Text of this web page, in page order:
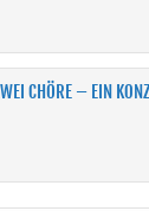
CHÖRE – EIN